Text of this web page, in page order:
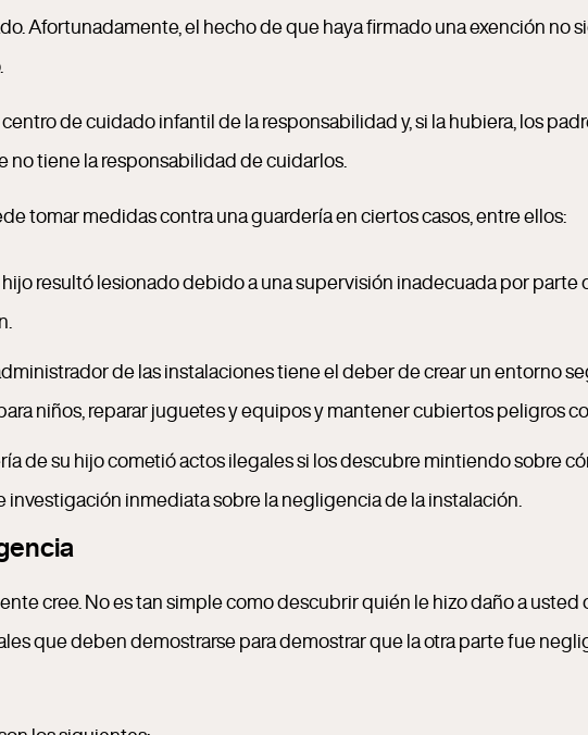
Afortunadamente, el hecho de que haya firmado una exención no
de cuidado infantil de la responsabilidad y, si la hubiera, los
no tiene la responsabilidad de cuidarlos.
tomar medidas contra una guardería en ciertos casos, entre ellos:
hijo resultó lesionado debido a una supervisión inadecuada por parte
de las instalaciones tiene el deber de crear un entorno
niños, reparar juguetes y equipos y mantener cubiertos peligros
de su hijo cometió actos ilegales si los descubre mintiendo sobre
inmediata sobre la negligencia de la instalación.
cree. No es tan simple como descubrir quién le hizo daño a usted
que deben demostrarse para demostrar que la otra parte fue